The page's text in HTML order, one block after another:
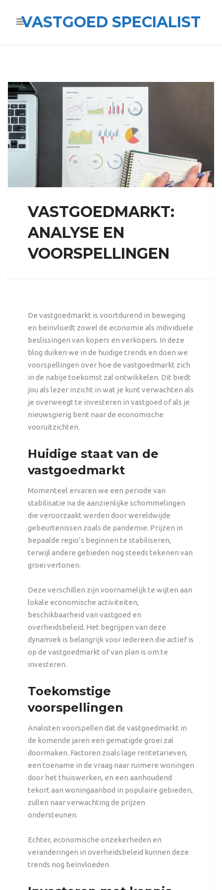
VASTGOED SPECIALIST
VASTGOEDMARKT:
ANALYSE EN
VOORSPELLINGEN
De vastgoedmarkt is voortdurend in beweging
en beïnvloedt zowel de economie als individuele
beslissingen van kopers en verkopers. In deze
blog duiken we in de huidige trends en doen we
voorspellingen over hoe de vastgoedmarkt zich
in de nabije toekomst zal ontwikkelen. Dit biedt
jou als lezer inzicht in wat je kunt verwachten als
je overweegt te investeren in vastgoed of als je
nieuwsgierig bent naar de economische
vooruitzichten.
Huidige staat van de
vastgoedmarkt
Momenteel ervaren we een periode van
stabilisatie na de aanzienlijke schommelingen
die veroorzaakt werden door wereldwijde
gebeurtenissen zoals de pandemie. Prijzen in
bepaalde regio’s beginnen te stabiliseren,
terwijl andere gebieden nog steeds tekenen van
groei vertonen.
Deze verschillen zijn voornamelijk te wijten aan
lokale economische activiteiten,
beschikbaarheid van vastgoed en
overheidsbeleid. Het begrijpen van deze
dynamiek is belangrijk voor iedereen die actief is
op de vastgoedmarkt of van plan is om te
investeren.
Toekomstige
voorspellingen
Analisten voorspellen dat de vastgoedmarkt in
de komende jaren een gematigde groei zal
doormaken. Factoren zoals lage rentetarieven,
een toename in de vraag naar ruimere woningen
door het thuiswerken, en een aanhoudend
tekort aan woningaanbod in populaire gebieden,
zullen naar verwachting de prijzen
ondersteunen.
Echter, economische onzekerheden en
veranderingen in overheidsbeleid kunnen deze
trends nog beïnvloeden.